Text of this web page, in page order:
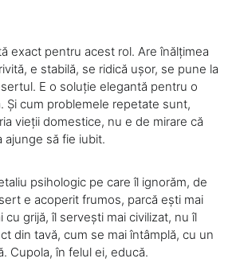
exact pentru acest rol. Are înălțimea
e stabilă, se ridică ușor, se pune la
E o soluție elegantă pentru o
Și cum problemele repetate sunt,
vieții domestice, nu e de mirare că
ajunge să fie iubit.
psihologic pe care îl ignorăm, de
e acoperit frumos, parcă ești mai
cu grijă, îl servești mai civilizat, nu îl
din tavă, cum se mai întâmplă, cu un
Cupola, în felul ei, educă.